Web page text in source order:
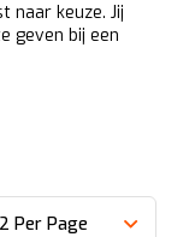
naar keuze. Jij
geven bij een
Per Page